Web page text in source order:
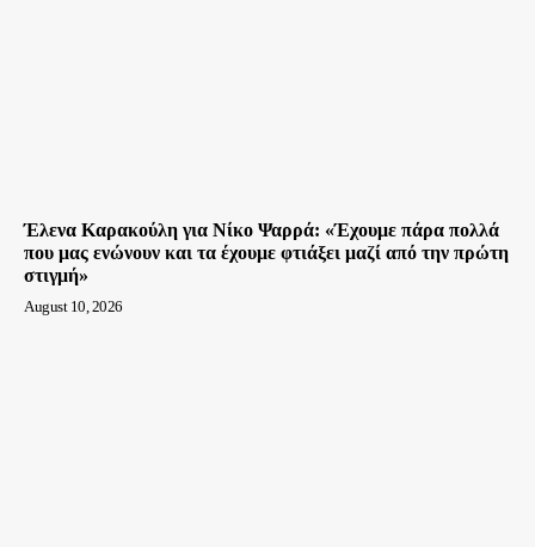
Έλενα Καρακούλη για Νίκο Ψαρρά: «Έχουμε πάρα πολλά
που μας ενώνουν και τα έχουμε φτιάξει μαζί από την πρώτη
στιγμή»
August 10, 2026